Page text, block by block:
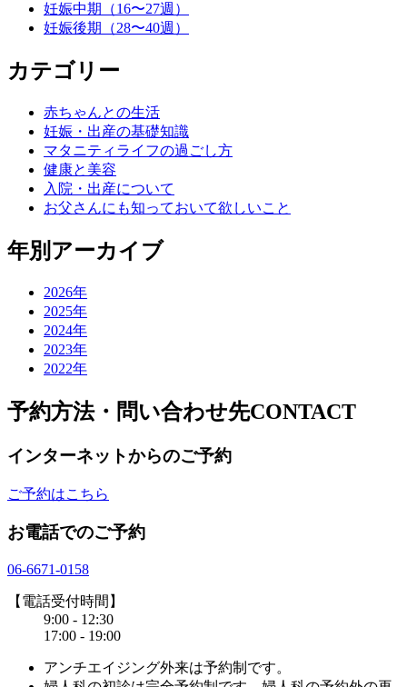
妊娠中期（16〜27週）
妊娠後期（28〜40週）
カテゴリー
赤ちゃんとの生活
妊娠・出産の基礎知識
マタニティライフの過ごし方
健康と美容
入院・出産について
お父さんにも知っておいて欲しいこと
年別アーカイブ
2026年
2025年
2024年
2023年
2022年
予約方法・問い合わせ先CONTACT
インターネットからのご予約
ご予約はこちら
お電話でのご予約
06-6671-0158
【電話受付時間】
9:00 - 12:30
17:00 - 19:00
アンチエイジング外来は予約制です。